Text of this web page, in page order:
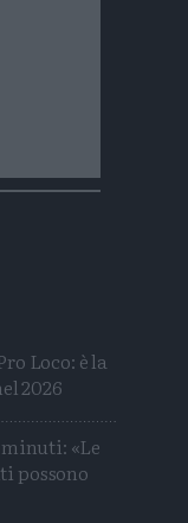
Loco: è la
2026
«Le
possono